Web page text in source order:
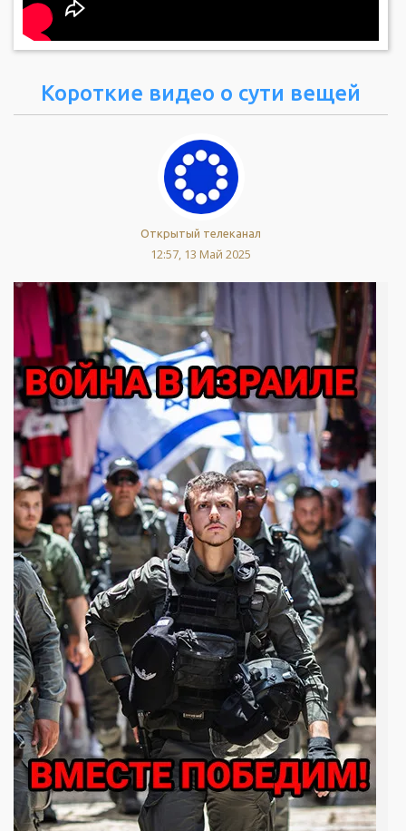
Короткие видео о сути вещей
Открытый телеканал
12:57, 13 Май 2025